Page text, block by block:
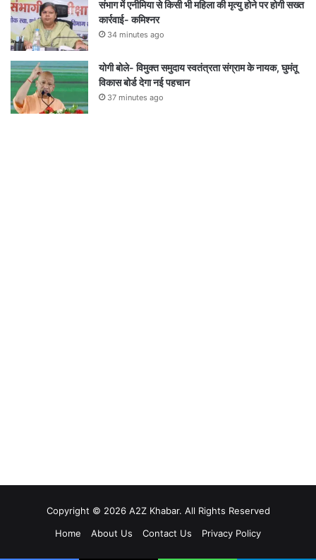
संभाग में एनीमिया से किसी भी महिला की मृत्यु होने पर होगी सख्त
कार्रवाई- कमिश्नर
34 minutes ago
योगी बोले- विमुक्त समुदाय स्वतंत्रता संग्राम के नायक, घुमंतू
विकास बोर्ड देगा नई पहचान
37 minutes ago
Copyright © 2026 A2Z Khabar. All Rights Reserved
Home
About Us Contact Us Privacy Policy